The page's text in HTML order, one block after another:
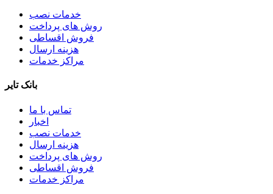
خدمات نصب
روش های پرداخت
فروش اقساطی
هزینه ارسال
مراکز خدمات
بانک تایر
تماس با ما
اخبار
خدمات نصب
هزینه ارسال
روش های پرداخت
فروش اقساطی
مراکز خدمات